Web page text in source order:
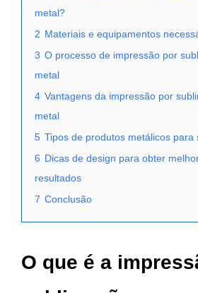
metal?
2 Materiais e equipamentos
3 O processo de impressão por
metal
4 Vantagens da impressão por
metal
5 Tipos de produtos metálicos para
6 Dicas de design para obter
resultados
7 Conclusão
O que é a